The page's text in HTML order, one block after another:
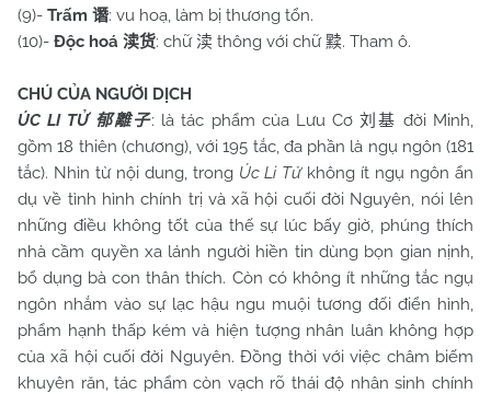
(9)- Trấm 谮: vu hoạ, làm bị thương tổn.
(10)- Độc hoá 渎货: chữ渎 thông với chữ黩. Tham ô.
CHÚ CỦA NGƯỜI DỊCH
ÚC LI TỬ 郁離子: là tác phẩm của Lưu Cơ 刘基 đời Minh,
gồm 18 thiên (chương), với 195 tắc, đa phần là ngụ ngôn (181
tắc). Nhìn từ nội dung, trong Úc Li Tửkhông ít ngụ ngôn ẩn
dụ về tình hình chính trị và xã hội cuối đời Nguyên, nói lên
những điều không tốt của thế sự lúc bấy giờ, phúng thích
nhà cầm quyền xa lánh người hiền tin dùng bọn gian nịnh,
bổ dụng bà con thân thích. Còn có không ít những tắc ngụ
ngôn nhắm vào sự lạc hậu ngu muội tương đối điển hình,
phẩm hạnh thấp kém và hiện tượng nhân luân không hợp
của xã hội cuối đời Nguyên. Đồng thời với việc châm biếm
khuyên răn, tác phẩm còn vạch rõ thái độ nhân sinh chính